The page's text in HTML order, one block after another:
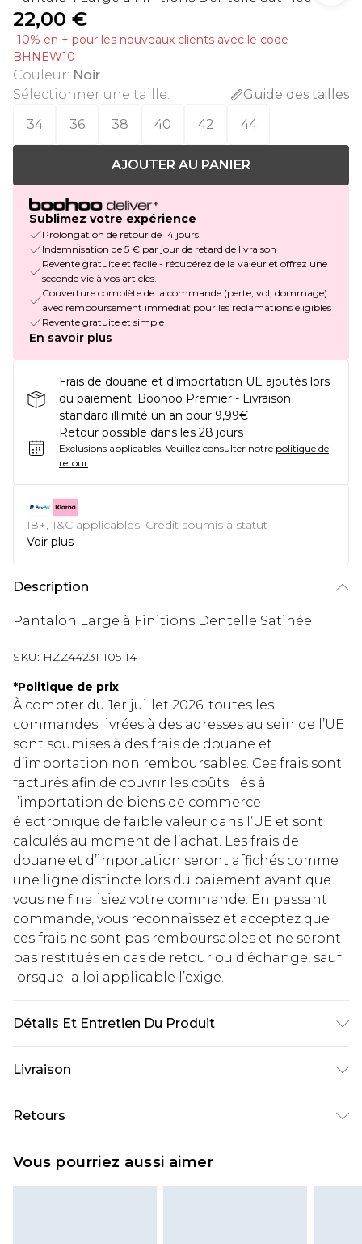
22,00 €
-10% en + pour les nouveaux clients avec le code :
BHNEW10
Couleur: Noir
Sélectionner une taille:
Guide des tailles
34
36 38 40 42 44
AJOUTER AU PANIER
Sublimez votre expérience
Prolongation de retour de 14 jours
Indemnisation de 5 € par jour de retard de livraison
Revente gratuite et facile - récupérez de la valeur et offrez une
seconde vie à vos articles.
Couverture complète de la commande (perte, vol, dommage)
avec remboursement immédiat pour les réclamations éligibles
Revente gratuite et simple
En savoir plus
Frais de douane et d’importation UE ajoutés lors
du paiement. Boohoo Premier - Livraison
standard illimité un an pour 9,99€
Retour possible dans les 28 jours
Exclusions applicables. Veuillez consulter notre politique de
retour
18+, T&C applicables. Crédit soumis à statut
Voir plus
Description
Pantalon Large à Finitions Dentelle Satinée
SKU: HZZ44231-105-14
*Politique de prix
À compter du 1er juillet 2026, toutes les
commandes livrées à des adresses au sein de l’UE
sont soumises à des frais de douane et
d’importation non remboursables. Ces frais sont
facturés afin de couvrir les coûts liés à
l’importation de biens de commerce
électronique de faible valeur dans l’UE et sont
calculés au moment de l’achat. Les frais de
douane et d’importation seront affichés comme
une ligne distincte lors du paiement avant que
vous ne finalisiez votre commande. En passant
commande, vous reconnaissez et acceptez que
ces frais ne sont pas remboursables et ne seront
pas restitués en cas de retour ou d’échange, sauf
lorsque la loi applicable l’exige.
Détails Et Entretien Du Produit
Livraison
Livraison standard France
€2.99
Livraison express France
Retours
à compter de la réception pour nous retourner
Vous pourriez aussi aimer